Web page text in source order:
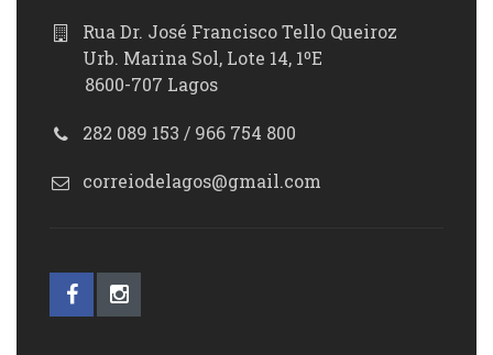
Rua Dr. José Francisco Tello Queiroz
Urb. Marina Sol, Lote 14, 1ºE
8600-707 Lagos
282 089 153 / 966 754 800
correiodelagos@gmail.com